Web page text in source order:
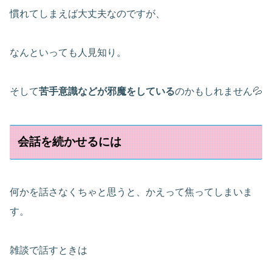
慣れてしまえば大丈夫なのですが、
なんといっても人見知り。
そして苦手意識などが邪魔をしているのかもしれません💦
会話を続かせるには
何かを話さなくちゃと思うと、かえって焦ってしまいま
す。
雑談で話すときは